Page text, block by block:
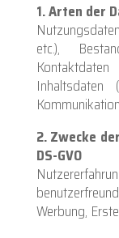
1. Arten der
etc.),
Inhaltsdaten
2. Zwecke
DS-GVO
Werbung,